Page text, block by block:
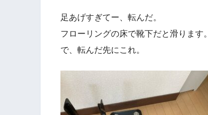
足あげすぎてー、転んだ。
フローリングの床で靴下だと滑ります。
で、転んだ先にこれ。